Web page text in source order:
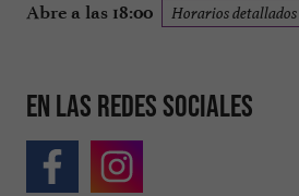
Abre a las 18:00 Horarios detallados
En las redes sociales